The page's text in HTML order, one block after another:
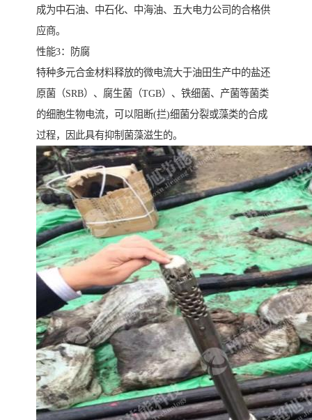
成为中石油、中石化、中海油、五大电力公司的合格供
应商。
性能3：防腐
特种多元合金材料释放的微电流大于油田生产中的盐还
原菌（SRB）、腐生菌（TGB）、铁细菌、产菌等菌类
的细胞生物电流，可以阻断(拦)细菌分裂或藻类的合成
过程，因此具有抑制菌藻滋生的。